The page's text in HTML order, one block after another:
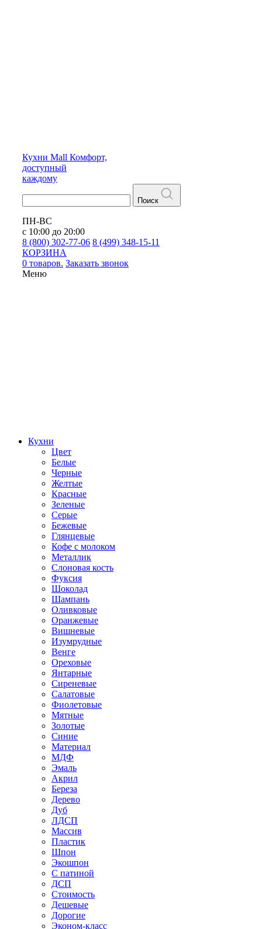
Кухни Mall Комфорт,
доступный
каждому
Поиск
ПН-ВС
с 10:00 до 20:00
8 (800) 302-77-06 8 (499) 348-15-11
КОРЗИНА
0 товаров. Заказать звонок
Меню
Кухни
Цвет
Белые
Черные
Желтые
Красные
Зеленые
Серые
Бежевые
Глянцевые
Кофе с молоком
Металлик
Слоновая кость
Фуксия
Шоколад
Шампань
Оливковые
Оранжевые
Вишневые
Изумрудные
Венге
Ореховые
Янтарные
Сиреневые
Салатовые
Фиолетовые
Мятные
Золотые
Синие
Материал
МДФ
Эмаль
Акрил
Береза
Дерево
Дуб
ЛДСП
Массив
Пластик
Шпон
Экошпон
С патиной
ДСП
Стоимость
Дешевые
Дорогие
Эконом-класс